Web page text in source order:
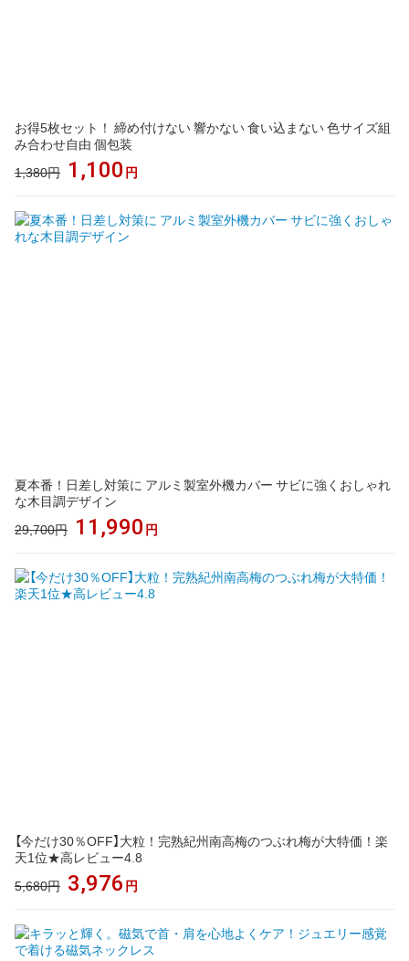
お得5枚セット！ 締め付けない 響かない 食い込まない 色サイズ組
み合わせ自由 個包装
1,380円 1,100 円
夏本番！日差し対策に アルミ製室外機カバー サビに強くおしゃれ
な木目調デザイン
29,700円 11,990 円
【今だけ30％OFF】大粒！完熟紀州南高梅のつぶれ梅が大特価！楽
天1位★高レビュー4.8
5,680円 3,976 円